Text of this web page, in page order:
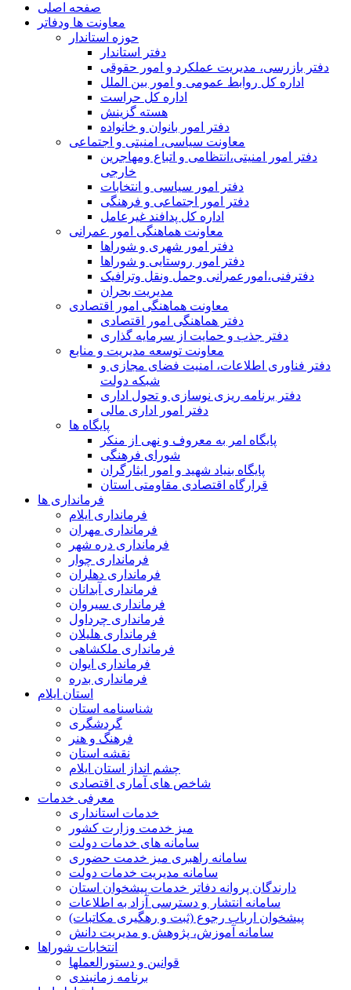
صفحه اصلی
معاونت ها ودفاتر
حوزه استاندار
دفتر استاندار
دفتر بازرسی، مدیریت عملکرد و امور حقوقی
اداره کل روابط عمومی و امور بین الملل
اداره کل حراست
هسته گزینش
دفتر امور بانوان و خانواده
معاونت سیاسی، امنیتی و اجتماعی
دفتر امور امنيتی،انتظامی و اتباع ومهاجرین
خارجی
دفتر امور سیاسی و انتخابات
دفتر امور اجتماعی و فرهنگی
اداره کل پدافند غیرعامل
معاونت هماهنگی امور عمرانی
دفتر امور شهری و شوراها
دفتر امور روستایی و شوراها
دفترفنی،امورعمرانی وحمل ونقل وترافيک
مدیریت بحران
معاونت هماهنگی امور اقتصادی
دفتر هماهنگی امور اقتصادی
دفتر جذب و حمایت از سرمایه گذاری
معاونت توسعه مدیریت و منابع
دفتر فناوری اطلاعات، امنیت فضای مجازی و
شبکه دولت
دفتر برنامه ریزی نوسازی و تحول اداری
دفتر امور اداری مالی
پایگاه ها
پایگاه امر به معروف و نهی از منکر
شورای فرهنگی
پایگاه بنیاد شهید و امور ایثارگران
قرارگاه اقتصادی مقاومتی استان
فرمانداری ها
فرمانداری ایلام
فرمانداری مهران
فرمانداری دره شهر
فرمانداری چوار
فرمانداری دهلران
فرمانداری آبدانان
فرمانداری سیروان
فرمانداری چرداول
فرمانداری هلیلان
فرمانداری ملکشاهی
فرمانداری ایوان
فرمانداری بدره
استان ایلام
شناسنامه استان
گردشگری
فرهنگ و هنر
نقشه استان
چشم انداز استان ایلام
شاخص های آماری اقتصادی
معرفی خدمات
خدمات استانداری
میز خدمت وزارت کشور
سامانه های خدمات دولت
سامانه راهبری میز خدمت حضوری
سامانه مدیریت خدمات دولت
دارندگان پروانه دفاتر خدمات پیشخوان استان
سامانه انتشار و دسترسی آزاد به اطلاعات
پیشخوان ارباب رجوع (ثبت و رهگیری مکاتبات)
سامانه آموزش، پژوهش و مدیریت دانش
انتخابات شوراها
قوانین و دستورالعملها
برنامه زمانبندی